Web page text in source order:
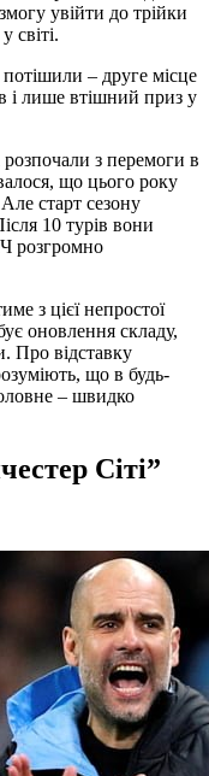
увійти до трійки
світі.
– друге місце
і лише втішний приз у
з перемоги в
що цього року
старт сезону
10 турів вони
розгромно
з цієї непростої
оновлення складу,
Про відставку
що в будь-
– швидко
Сіті”